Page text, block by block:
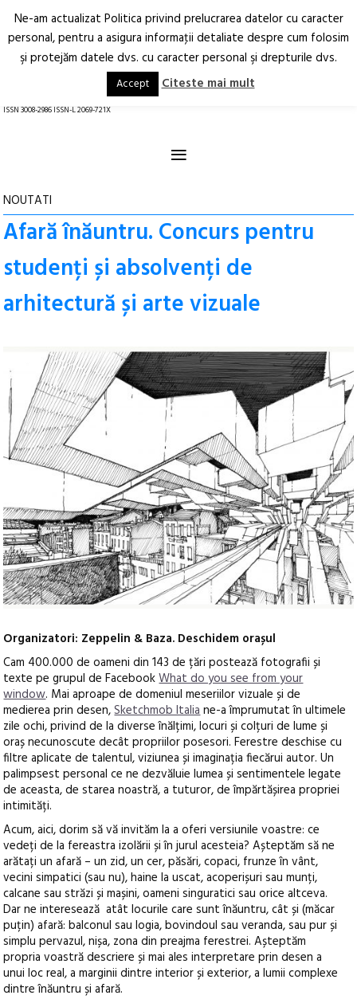
Arhitectură.
Oraș.
RO EN
ISSN 3008-2986 ISSN-L 2069-721X
≡
NOUTATI
Afară înăuntru. Concurs pentru
studenți și absolvenți de
arhitectură și arte vizuale
Organizatori: Zeppelin & Baza. Deschidem orașul
Cam 400.000 de oameni din 143 de țări postează fotografii și
texte pe grupul de FacebookWhat do you see from your
window. Mai aproape de domeniul meseriilor vizuale și de
medierea prin desen,Sketchmob Italiane-a împrumutat în ultimele
zile ochi, privind de la diverse înălțimi, locuri și colțuri de lume și
oraș necunoscute decât propriilor posesori. Ferestre deschise cu
filtre aplicate de talentul, viziunea și imaginația fiecărui autor. Un
palimpsest personal ce ne dezvăluie lumea și sentimentele legate
de aceasta, de starea noastră, a tuturor, de împărtășirea propriei
intimități.
Acum, aici, dorim să vă invităm la a oferi versiunile voastre: ce
vedeți de la fereastra izolării și în jurul acesteia? Așteptăm să ne
arătați un afară – un zid, un cer, păsări, copaci, frunze în vânt,
vecini simpatici (sau nu), haine la uscat, acoperișuri sau munți,
calcane sau străzi și mașini, oameni singuratici sau orice altceva.
Dar ne interesează atât locurile care sunt înăuntru, cât și (măcar
puțin) afară: balconul sau logia, bovindoul sau veranda, sau pur și
simplu pervazul, nișa, zona din preajma ferestrei. Așteptăm
propria voastră descriere și mai ales interpretare prin desen a
unui loc real, a marginii dintre interior și exterior, a lumii complexe
dintre înăuntru și afară.
Ne-am actualizat Politica privind prelucrarea datelor cu caracter
personal, pentru a asigura informaţii detaliate despre cum folosim
şi protejăm datele dvs. cu caracter personal şi drepturile dvs.
Accept Citeste mai mult